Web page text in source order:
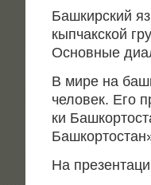
Баш­кир­ский
кып­чак­ской
Основ­ные
В мире на
чело­век. Его
ки
На